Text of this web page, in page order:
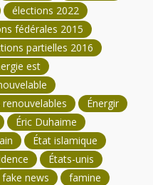
élections 2022
fédérales 2015
partielles 2016
est
Énergir
Éric Duhaime
État islamique
États-unis
fake news
famine